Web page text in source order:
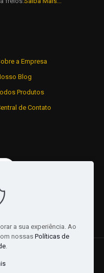
a Empresa
Blog
Produtos
de Contato
0001-06. | Desenvolvido
a sua experiência. Ao
nossasPolíticas de
.